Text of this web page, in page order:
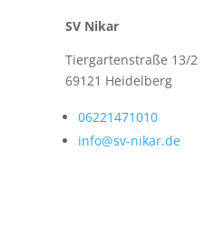
SV Nikar
Tiergartenstraße 13/2
69121 Heidelberg
06221471010
info@sv-nikar.de